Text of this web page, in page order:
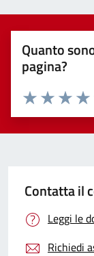
Quanto
pagina?
Valuta
Valuta 2
Valuta 1 stelle
Contatta il
Leggi le
Richiedi